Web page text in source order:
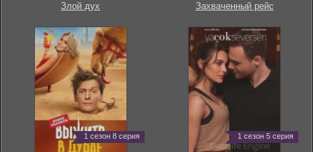
Злой дух Захваченный рейс
1 сезон 8 серия 1 сезон 5 серия